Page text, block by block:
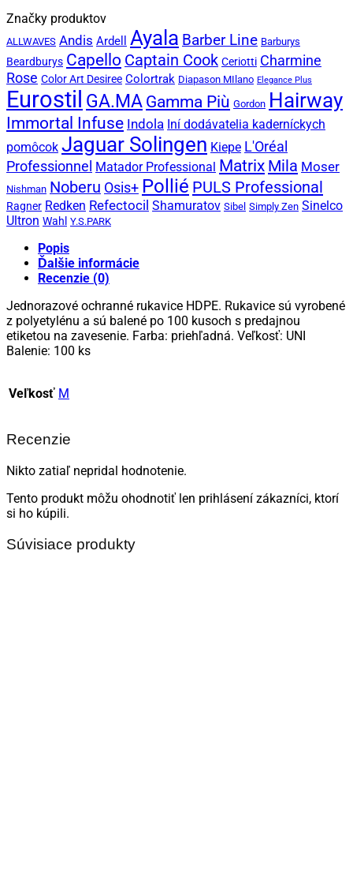
Značky produktov
ALLWAVES Andis Ardell Ayala Barber Line Barburys
Beardburys Capello Captain Cook Ceriotti Charmine
Rose Color Art Desiree Colortrak Diapason MIlano Elegance Plus
Eurostil GA.MA Gamma Più Gordon Hairway
Immortal Infuse Indola Iní dodávatelia kaderníckych
pomôcok Jaguar Solingen Kiepe L'Oréal
Professionnel
Matador Professional Matrix Mila Moser
Nishman Noberu Osis+ Pollié PULS Professional
Ragner Redken Refectocil Shamuratov Sibel Simply Zen Sinelco
Ultron Wahl Y.S.PARK
Popis
Ďalšie informácie
Recenzie (0)
Jednorazové ochranné rukavice HDPE. Rukavice sú vyrobené
z polyetylénu a sú balené po 100 kusoch s predajnou
etiketou na zavesenie. Farba: priehľadná. Veľkosť: UNI
Balenie: 100 ks
Veľkosť M
Recenzie
Nikto zatiaľ nepridal hodnotenie.
Tento produkt môžu ohodnotiť len prihlásení zákazníci, ktorí
si ho kúpili.
Súvisiace produkty